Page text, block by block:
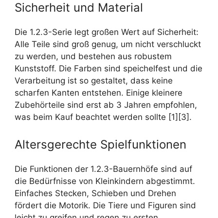
Sicherheit und Material
Die 1.2.3-Serie legt großen Wert auf Sicherheit:
Alle Teile sind groß genug, um nicht verschluckt
zu werden, und bestehen aus robustem
Kunststoff. Die Farben sind speichelfest und die
Verarbeitung ist so gestaltet, dass keine
scharfen Kanten entstehen. Einige kleinere
Zubehörteile sind erst ab 3 Jahren empfohlen,
was beim Kauf beachtet werden sollte [1][3].
Altersgerechte Spielfunktionen
Die Funktionen der 1.2.3-Bauernhöfe sind auf
die Bedürfnisse von Kleinkindern abgestimmt.
Einfaches Stecken, Schieben und Drehen
fördert die Motorik. Die Tiere und Figuren sind